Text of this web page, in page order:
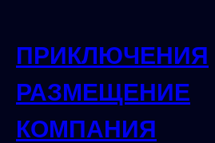
ПРИКЛЮЧЕНИЯ
РАЗМЕЩЕНИЕ
КОМПАНИЯ